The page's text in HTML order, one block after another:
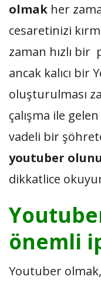
olmak her
cesaretinizi
zaman hızlı bir
ancak kalıcı bir
oluşturulması
çalışma ile
vadeli bir
youtuber
dikkatlice
önemli
Youtuber